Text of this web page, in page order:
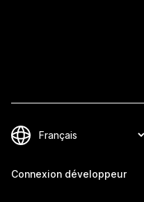
Connexion développeur